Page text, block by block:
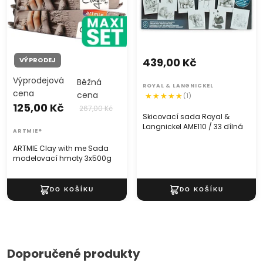
VÝPRODEJ
ARTMIE Clay with me Sada
modelovací hmoty 3x500g
Výprodejová
cena
125,00 Kč
Běžná
cena
267,00 Kč
ARTMIE®
Skicovací sada Royal &
Langnickel AME110 / 33 dílná
439,00 Kč
ROYAL & LANGNICKEL
(1)
Doporučené produkty